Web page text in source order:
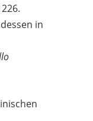
in